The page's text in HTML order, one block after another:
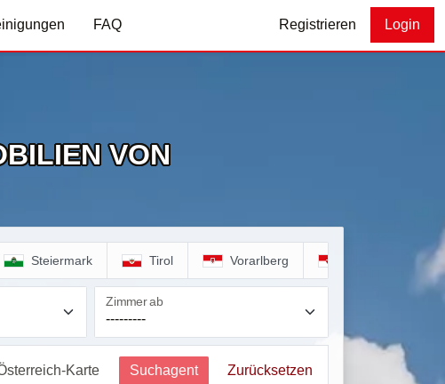
FAQ Registrieren Login
VON
Steiermark Tirol Vorarlberg
Zimmer ab
Karte Suchagent Zurücksetzen